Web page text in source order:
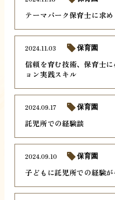
テーマパーク保育士に求
信頼を育む技術、保育士
ョン実践スキル
2024.11.03 保育園
託児所での経験談
2024.09.17 保育園
子どもに託児所での経験
2024.09.10 保育園